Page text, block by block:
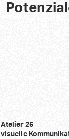
Atelier 26
visuelle